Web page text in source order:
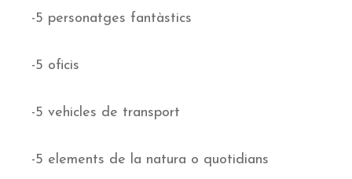
-5 personatges fantàstics
-5 oficis
-5 vehicles de transport
-5 elements de la natura o quotidians